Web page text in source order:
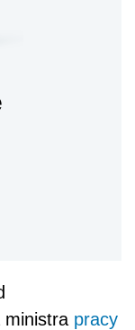
ministra pracy